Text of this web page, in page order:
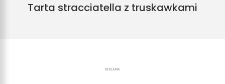
Tarta stracciatella z truskawkami
REKLAMA